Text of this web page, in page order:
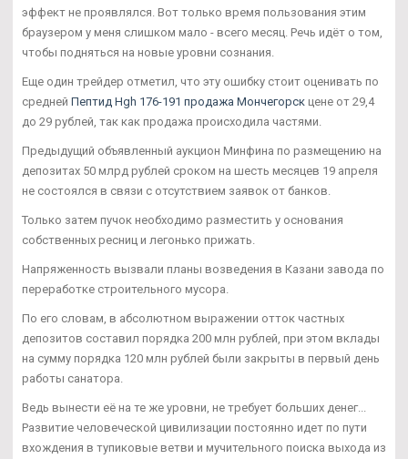
эффект не проявлялся. Вот только время пользования этим
браузером у меня слишком мало - всего месяц. Речь идёт о том,
чтобы подняться на новые уровни сознания.
Еще один трейдер отметил, что эту ошибку стоит оценивать по
средней Пептид Hgh 176-191 продажа Мончегорск цене от 29,4
до 29 рублей, так как продажа происходила частями.
Предыдущий объявленный аукцион Минфина по размещению на
депозитах 50 млрд рублей сроком на шесть месяцев 19 апреля
не состоялся в связи с отсутствием заявок от банков.
Только затем пучок необходимо разместить у основания
собственных ресниц и легонько прижать.
Напряженность вызвали планы возведения в Казани завода по
переработке строительного мусора.
По его словам, в абсолютном выражении отток частных
депозитов составил порядка 200 млн рублей, при этом вклады
на сумму порядка 120 млн рублей были закрыты в первый день
работы санатора.
Ведь вынести её на те же уровни, не требует больших денег...
Развитие человеческой цивилизации постоянно идет по пути
вхождения в тупиковые ветви и мучительного поиска выхода из